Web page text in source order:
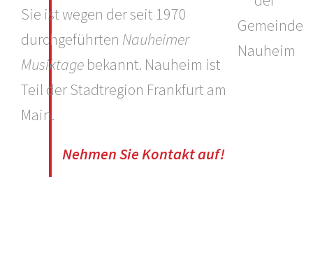
Sie ist wegen der seit 1970
durchgeführten Nauheimer
Musiktage bekannt. Nauheim ist
Teil der Stadtregion Frankfurt am
Main.
Nehmen Sie Kontakt auf!